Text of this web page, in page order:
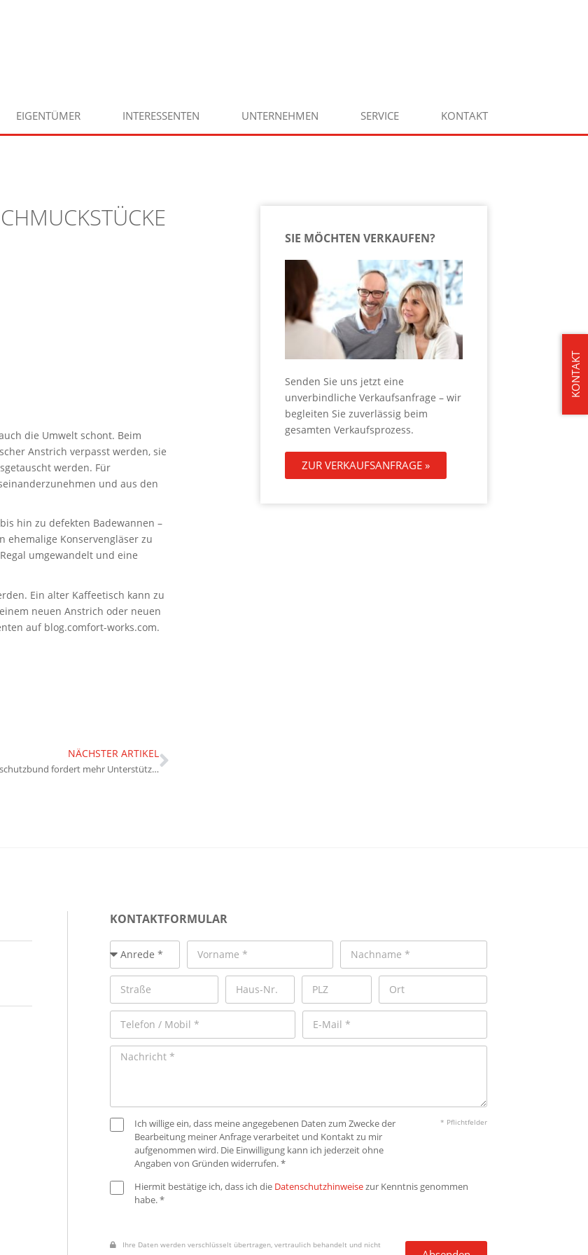
KONTAKT
EIGENTÜMER INTERESSENTEN UNTERNEHMEN SERVICE KONTAKT
die Umwelt schont. Beim
Anstrich verpasst werden, sie
werden. Für
und aus den
hin zu defekten Badewannen –
ehemalige Konservengläser zu
umgewandelt und eine
Ein alter Kaffeetisch kann zu
neuen Anstrich oder neuen
auf blog.comfort-works.com.
NÄCHSTER ARTIKEL
Energiewende: Mieterschutzbund fordert mehr Unterstützung
SIE MÖCHTEN VERKAUFEN?
Senden Sie uns jetzt eine
unverbindliche Verkaufsanfrage – wir
begleiten Sie zuverlässig beim
gesamten Verkaufsprozess.
ZUR VERKAUFSANFRAGE »
KONTAKTFORMULAR
Ich willige ein, dass meine angegebenen Daten zum Zwecke der
Bearbeitung meiner Anfrage verarbeitet und Kontakt zu mir
aufgenommen wird. Die Einwilligung kann ich jederzeit ohne
Angaben von Gründen widerrufen. *
* Pflichtfelder
Hiermit bestätige ich, dass ich die Datenschutzhinweisezur Kenntnis genommen
habe. *
Ihre Daten werden verschlüsselt übertragen, vertraulich behandelt und nicht